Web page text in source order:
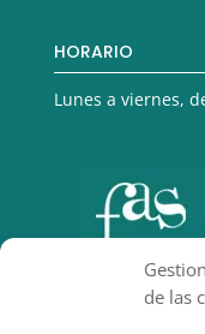
de las
HORARIO
Lunes a viernes,